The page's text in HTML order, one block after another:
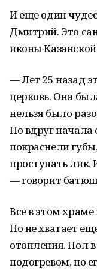
И еще один
Дмитрий. Это
иконы
— Лет 25 назад
церковь. Она
нельзя было
Но вдруг начала
покраснели
проступать лик.
— говорит
Все в этом
Но не хватает
отопления. Пол
подогревом, но